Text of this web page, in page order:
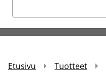
Etusivu Tuotteet